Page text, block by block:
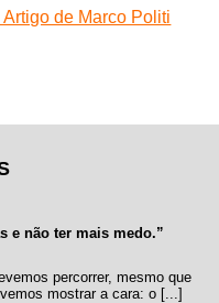
Artigo de Marco Politi
e não ter mais medo.”
percorrer, mesmo que
mostrar a cara: o [...]